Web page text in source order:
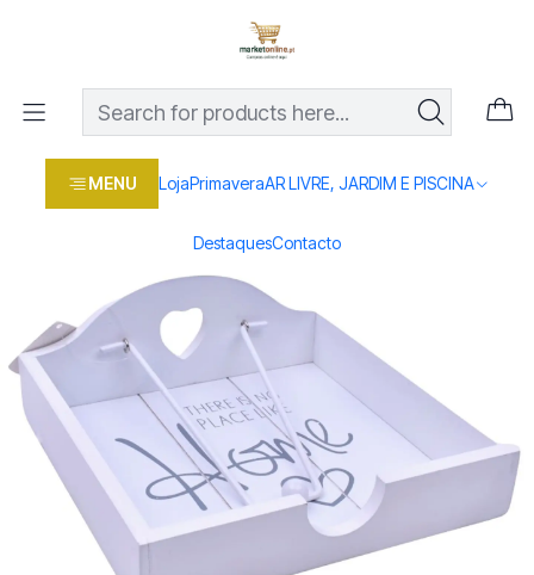
MENU LojaPrimaveraAR LIVRE, JARDIM E PISCINA
DestaquesContacto
Os melhores preços em produtos para casa, jardim e bricolage
Home Loja Casa e conforto COZINHA
UTENSILIOS
PORTA GUARDANAPOS MADEIRA 1433-410